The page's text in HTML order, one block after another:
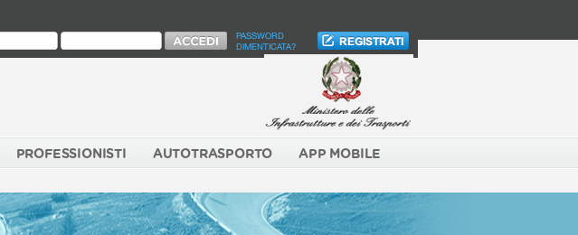
PASSWORD
DIMENTICATA?
PROFESSIONISTI AUTOTRASPORTO APP MOBILE